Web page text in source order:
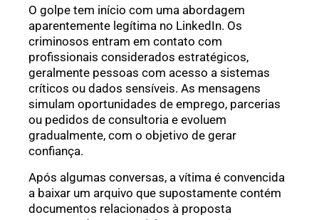
O golpe tem início com uma abordagem
aparentemente legítima no LinkedIn. Os
criminosos entram em contato com
profissionais considerados estratégicos,
geralmente pessoas com acesso a sistemas
críticos ou dados sensíveis. As mensagens
simulam oportunidades de emprego, parcerias
ou pedidos de consultoria e evoluem
gradualmente, com o objetivo de gerar
confiança.
Após algumas conversas, a vítima é convencida
a baixar um arquivo que supostamente contém
documentos relacionados à proposta